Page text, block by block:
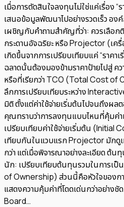
เมื่อการตัดสินใจลงทุนไม่ใช่แค่เรื่อง “
เสนอข้อมูลพัฒนาไปอย่างรวดเร็ว อ
เผชิญกับคำถามสำคัญที่ว่า: ควรเลือ
กระดานอัจฉริยะ หรือ Projector (เค
เกิดขึ้นจากการเปรียบเทียบแค่ “ราคา
ฉลาดนั้นต้องมองข้ามราคาป้ายไปสู่ ค
หรือที่เรียกว่า TCO (Total Cost of
ลึกการเปรียบเทียบระหว่าง
มิติ ตั้งแต่ค่าใช้จ่ายเริ่มต้นไปจนถึงผล
คุณทราบว่าการลงทุนแบบไหนที่คุ้มค่า
เปรียบเทียบค่าใช้จ่ายเริ่มต้น (Initial
เทียบกันในแวบแรก Projector มักดู
กว่า แต่เมื่อพิจารณาอย่างละเอียด ต้
นัก: เปรียบเทียบต้นทุนรวมในการเป็
of Ownership) ส่วนนี้คือหัวใจของกา
แสดงความคุ้มค่าที่โดดเด่นกว่าอย่าง
Board…